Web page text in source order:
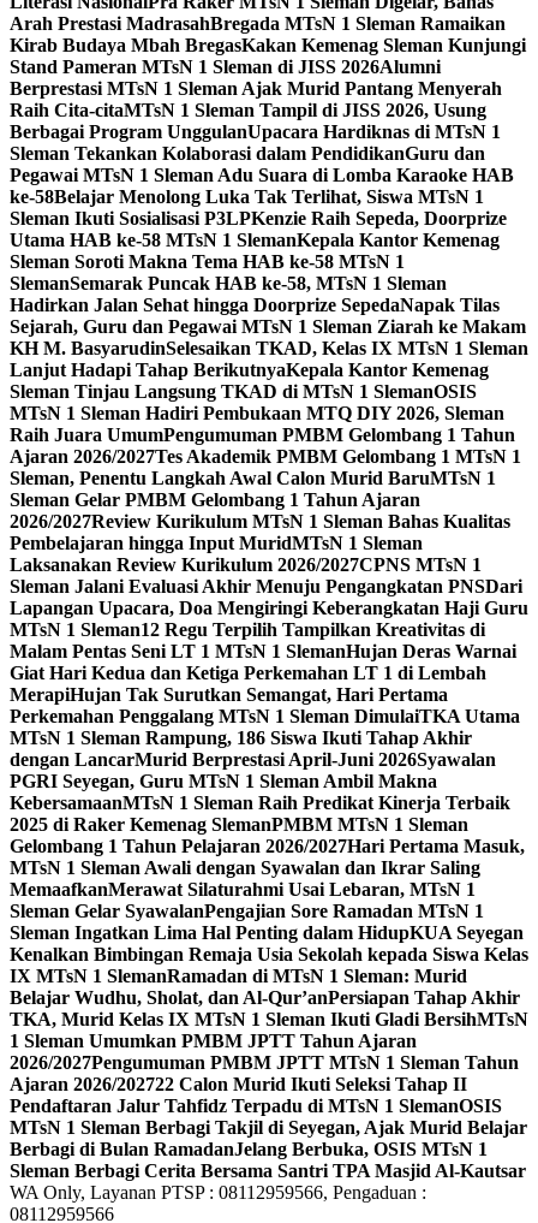
Arah Prestasi MadrasahBregada MTsN 1 Sleman Ramaikan
Kirab Budaya Mbah BregasKakan Kemenag Sleman Kunjungi
Stand Pameran MTsN 1 Sleman di JISS 2026Alumni
Berprestasi MTsN 1 Sleman Ajak Murid Pantang Menyerah
Raih Cita-citaMTsN 1 Sleman Tampil di JISS 2026, Usung
Berbagai Program UnggulanUpacara Hardiknas di MTsN 1
Sleman Tekankan Kolaborasi dalam PendidikanGuru dan
Pegawai MTsN 1 Sleman Adu Suara di Lomba Karaoke HAB
ke-58Belajar Menolong Luka Tak Terlihat, Siswa MTsN 1
Sleman Ikuti Sosialisasi P3LPKenzie Raih Sepeda, Doorprize
Utama HAB ke-58 MTsN 1 SlemanKepala Kantor Kemenag
Sleman Soroti Makna Tema HAB ke-58 MTsN 1
SlemanSemarak Puncak HAB ke-58, MTsN 1 Sleman
Hadirkan Jalan Sehat hingga Doorprize SepedaNapak Tilas
Sejarah, Guru dan Pegawai MTsN 1 Sleman Ziarah ke Makam
KH M. BasyarudinSelesaikan TKAD, Kelas IX MTsN 1 Sleman
Lanjut Hadapi Tahap BerikutnyaKepala Kantor Kemenag
Sleman Tinjau Langsung TKAD di MTsN 1 SlemanOSIS
MTsN 1 Sleman Hadiri Pembukaan MTQ DIY 2026, Sleman
Raih Juara UmumPengumuman PMBM Gelombang 1 Tahun
Ajaran 2026/2027Tes Akademik PMBM Gelombang 1 MTsN 1
Sleman, Penentu Langkah Awal Calon Murid BaruMTsN 1
Sleman Gelar PMBM Gelombang 1 Tahun Ajaran
2026/2027Review Kurikulum MTsN 1 Sleman Bahas Kualitas
Pembelajaran hingga Input MuridMTsN 1 Sleman
Laksanakan Review Kurikulum 2026/2027CPNS MTsN 1
Sleman Jalani Evaluasi Akhir Menuju Pengangkatan PNSDari
Lapangan Upacara, Doa Mengiringi Keberangkatan Haji Guru
MTsN 1 Sleman12 Regu Terpilih Tampilkan Kreativitas di
Malam Pentas Seni LT 1 MTsN 1 SlemanHujan Deras Warnai
Giat Hari Kedua dan Ketiga Perkemahan LT 1 di Lembah
MerapiHujan Tak Surutkan Semangat, Hari Pertama
Perkemahan Penggalang MTsN 1 Sleman DimulaiTKA Utama
MTsN 1 Sleman Rampung, 186 Siswa Ikuti Tahap Akhir
dengan LancarMurid Berprestasi April-Juni 2026Syawalan
PGRI Seyegan, Guru MTsN 1 Sleman Ambil Makna
KebersamaanMTsN 1 Sleman Raih Predikat Kinerja Terbaik
2025 di Raker Kemenag SlemanPMBM MTsN 1 Sleman
Gelombang 1 Tahun Pelajaran 2026/2027Hari Pertama Masuk,
MTsN 1 Sleman Awali dengan Syawalan dan Ikrar Saling
MemaafkanMerawat Silaturahmi Usai Lebaran, MTsN 1
Sleman Gelar SyawalanPengajian Sore Ramadan MTsN 1
Sleman Ingatkan Lima Hal Penting dalam HidupKUA Seyegan
Kenalkan Bimbingan Remaja Usia Sekolah kepada Siswa Kelas
IX MTsN 1 SlemanRamadan di MTsN 1 Sleman: Murid
Belajar Wudhu, Sholat, dan Al-Qur’anPersiapan Tahap Akhir
TKA, Murid Kelas IX MTsN 1 Sleman Ikuti Gladi BersihMTsN
1 Sleman Umumkan PMBM JPTT Tahun Ajaran
2026/2027Pengumuman PMBM JPTT MTsN 1 Sleman Tahun
Ajaran 2026/202722 Calon Murid Ikuti Seleksi Tahap II
Pendaftaran Jalur Tahfidz Terpadu di MTsN 1 SlemanOSIS
MTsN 1 Sleman Berbagi Takjil di Seyegan, Ajak Murid Belajar
Berbagi di Bulan RamadanJelang Berbuka, OSIS MTsN 1
Sleman Berbagi Cerita Bersama Santri TPA Masjid Al-Kautsar
WA Only, Layanan PTSP : 08112959566, Pengaduan :
08112959566